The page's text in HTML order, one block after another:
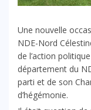
Une nouvelle
NDE-Nord
de l’action
département du
parti et de son
d’hégémonie.